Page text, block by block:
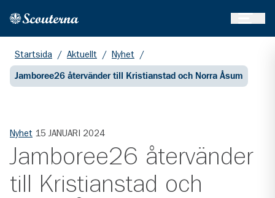
Hem
Startsida / Aktuellt / Nyhet /
Jamboree26 återvänder till Kristianstad och Norra Åsum
Nyhet 15 JANUARI 2024
Jamboree26 återvänder
till Kristianstad och